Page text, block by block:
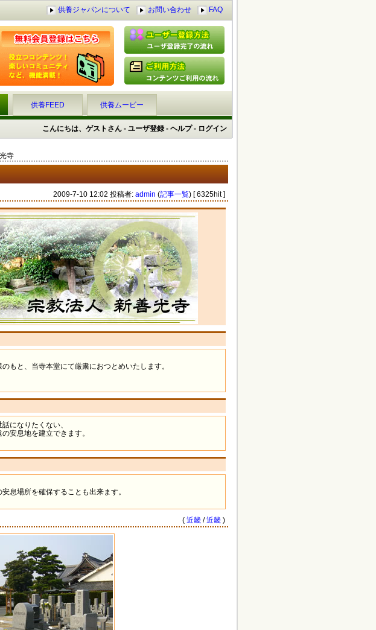
供養ジャパンについて お問い合わせ FAQ
供養FEED 供養ムービー
こんにちは、ゲストさん - ユーザ登録- ヘルプ- ログイン
寺
2009-7-10 12:02 投稿者: admin (記事一覧) [ 6325hit ]
もと、当寺本堂にて厳粛におつとめいたします。
になりたくない、
安息地を建立できます。
息場所を確保することも出来ます。
( 近畿 /近畿 )